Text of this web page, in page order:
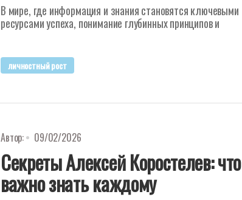
В мире, где информация и знания становятся ключевыми
ресурсами успеха, понимание глубинных принципов и
личностный рост
Автор: 09/02/2026
Секреты Алексей Коростелев: что
важно знать каждому